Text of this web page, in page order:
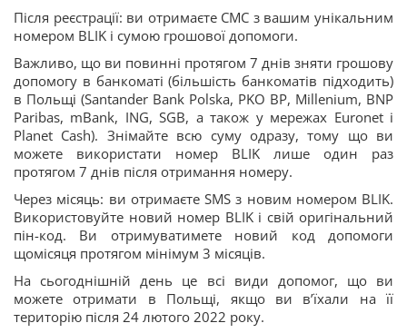
Після реєстрації: ви отримаєте CMC з вашим унікальним
номером BLIK і сумою грошової допомоги.
Важливо, що ви повинні протягом 7 днів зняти грошову
допомогу в банкоматі (більшість банкоматів підходить)
в Польщі (Santander Bank Polska, PKO BP, Millenium, BNP
Paribas, mBank, ING, SGB, а також у мережах Euronet і
Planet Cash). Знімайте всю суму одразу, тому що ви
можете використати номер BLIK лише один раз
протягом 7 днів після отримання номеру.
Через місяць: ви отримаєте SMS з новим номером BLIK.
Використовуйте новий номер BLIK і свій оригінальний
пін-код. Ви отримуватимете новий код допомоги
щомісяця протягом мінімум 3 місяців.
На сьогоднішній день це всі види допомог, що ви
можете отримати в Польщі, якщо ви в’їхали на її
територію після 24 лютого 2022 року.